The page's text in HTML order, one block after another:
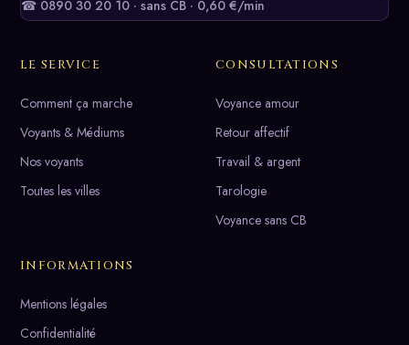
☎ 0890 30 20 10 · sans CB · 0,60 €/min
LE SERVICE
Comment ça marche
Voyants & Médiums
Nos voyants
Toutes les villes
CONSULTATIONS
Voyance amour
Retour affectif
Travail & argent
Tarologie
Voyance sans CB
INFORMATIONS
Mentions légales
Confidentialité